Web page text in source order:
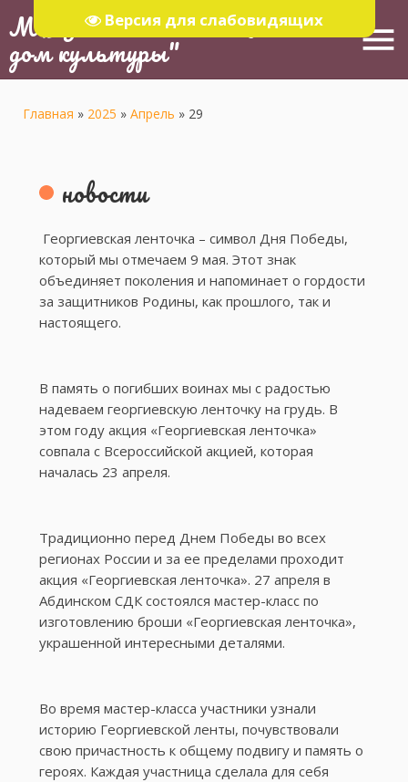
Версия для слабовидящих
МБУ "Тюлячинский Районный
дом культуры" menu
Главная » 2025 » Апрель » 29
новости
Георгиевская ленточка – символ Дня Победы,
который мы отмечаем 9 мая. Этот знак
объединяет поколения и напоминает о гордости
за защитников Родины, как прошлого, так и
настоящего.
В память о погибших воинах мы с радостью
надеваем георгиевскую ленточку на грудь. В
этом году акция «Георгиевская ленточка»
совпала с Всероссийской акцией, которая
началась 23 апреля.
Традиционно перед Днем Победы во всех
регионах России и за ее пределами проходит
акция «Георгиевская ленточка». 27 апреля в
Абдинском СДК состоялся мастер-класс по
изготовлению броши «Георгиевская ленточка»,
украшенной интересными деталями.
Во время мастер-класса участники узнали
историю Георгиевской ленты, почувствовали
свою причастность к общему подвигу и память о
героях. Каждая участница сделала для себя